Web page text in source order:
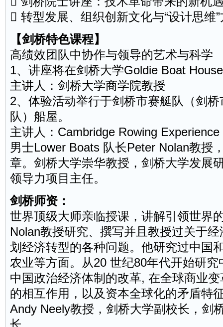
 转型发展、组织创新文化与“设计思维
【剑桥特色课程】
高绩效团队中协作与领导的艺术与科学
1、讲座将在剑桥大学Goldie Boat
主讲人：剑桥大学商学院教授
2、体验活动举行于剑桥市赛艇队（剑
队）船屋。
主讲人：Cambridge Rowing
男士Lower Boats 队长Peter Nolan教授
章。剑桥大学崇华教授，剑桥大学发展
领导力项目主任。
剑桥师资：
世界顶级大师亲临授课，讲解引领世界
Nolan教授研究、撰写并且教授过关于
划经济转型的各种问题。他研究过中国
农业等方面。从20 世纪80年代开始研
中国政治经济体制的改革, 在全球商业
的相互作用，以及资本全球化的矛盾特
Andy Neely教授，剑桥大学副校长，剑
长。